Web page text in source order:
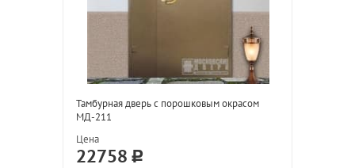
Тамбурная дверь с порошковым окрасом
МД-211
Цена
22758